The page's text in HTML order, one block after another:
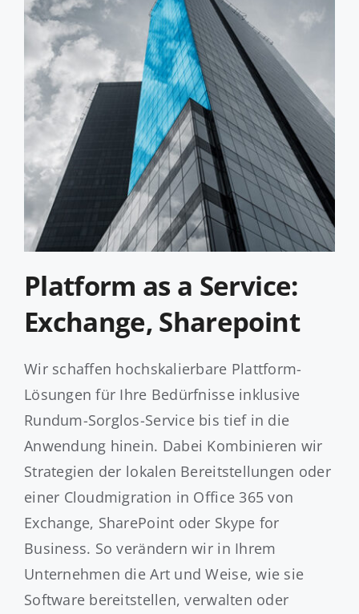
Platform as a Service:
Exchange, Sharepoint
Wir schaffen hochskalierbare Plattform-
Lösungen für Ihre Bedürfnisse inklusive
Rundum-Sorglos-Service bis tief in die
Anwendung hinein. Dabei Kombinieren wir
Strategien der lokalen Bereitstellungen oder
einer Cloudmigration in Office 365 von
Exchange, SharePoint oder Skype for
Business. So verändern wir in Ihrem
Unternehmen die Art und Weise, wie sie
Software bereitstellen, verwalten oder